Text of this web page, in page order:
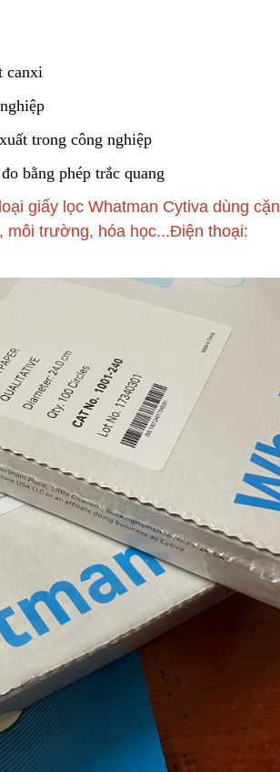
canxi
trong công nghiệp
bằng phép trắc quang
giấy lọc Whatman Cytiva dùng cặn
môi trường, hóa học...Điện thoại: